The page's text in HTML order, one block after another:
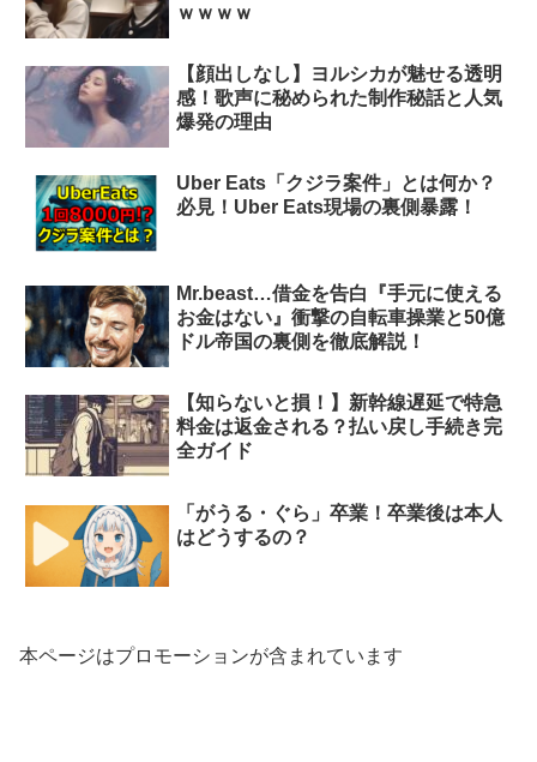
ｗｗｗｗ
【顔出しなし】ヨルシカが魅せる透明
感！歌声に秘められた制作秘話と人気
爆発の理由
Uber Eats「クジラ案件」とは何か？
必見！Uber Eats現場の裏側暴露！
Mr.beast…借金を告白『手元に使える
お金はない』衝撃の自転車操業と50億
ドル帝国の裏側を徹底解説！
【知らないと損！】新幹線遅延で特急
料金は返金される？払い戻し手続き完
全ガイド
「がうる・ぐら」卒業！卒業後は本人
はどうするの？
本ページはプロモーションが含まれています